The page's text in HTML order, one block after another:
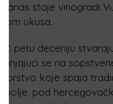
stoje vinogradi
ukusa.
petu deceniju
se na
koje spaja
pod